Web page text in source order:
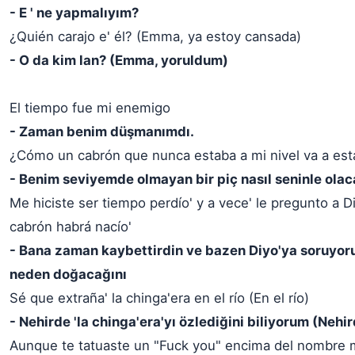
- E ' ne yapmalıyım?
¿Quién carajo e' él? (Emma, ya estoy cansada)
- O da kim lan? (Emma, yoruldum)
El tiempo fue mi enemigo
- Zaman benim düşmanımdı.
¿Cómo un cabrón que nunca estaba a mi nivel va a
- Benim seviyemde olmayan bir piç nasıl seninle
Me hiciste ser tiempo perdío' y a vece' le pregunto a
cabrón habrá nacío'
- Bana zaman kaybettirdin ve bazen Diyo'ya
neden doğacağını
Sé que extraña' la chinga'era en el río (En el río)
- Nehirde 'la chinga'era'yı özlediğini biliyorum
Aunque te tatuaste un "Fuck you" encima del nombre